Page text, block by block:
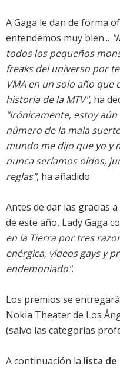
A Gaga le dan de forma
entendemos muy bien...
todos los pequeños
freaks del universo por
VMA en un solo año
historia de la MTV", ha
"Irónicamente, estoy
número de la mala
mundo me dijo que yo y
nunca seríamos oídos,
reglas", ha añadido.
Antes de dar las gracias
de este año, Lady Gaga
en la Tierra por tres
enérgica, vídeos gays y
endemoniado".
Los premios se
Nokia Theater de Los
(salvo las categorías
A continuación la lista de